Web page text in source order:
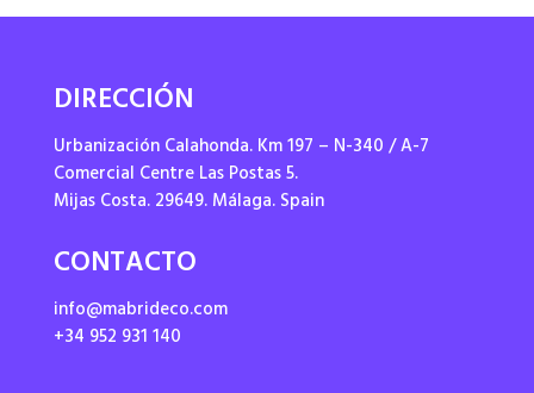
DIRECCIÓN
Urbanización Calahonda. Km 197 – N-340 / A-7
Comercial Centre Las Postas 5.
Mijas Costa. 29649. Málaga. Spain
CONTACTO
info@mabrideco.com
+34 952 931 140